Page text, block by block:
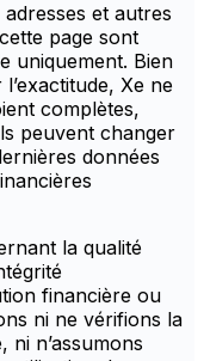
et autres
page sont
uniquement. Bien
Xe ne
complètes,
peuvent changer
données
la qualité
financière ou
ni ne vérifions la
ni n’assumons